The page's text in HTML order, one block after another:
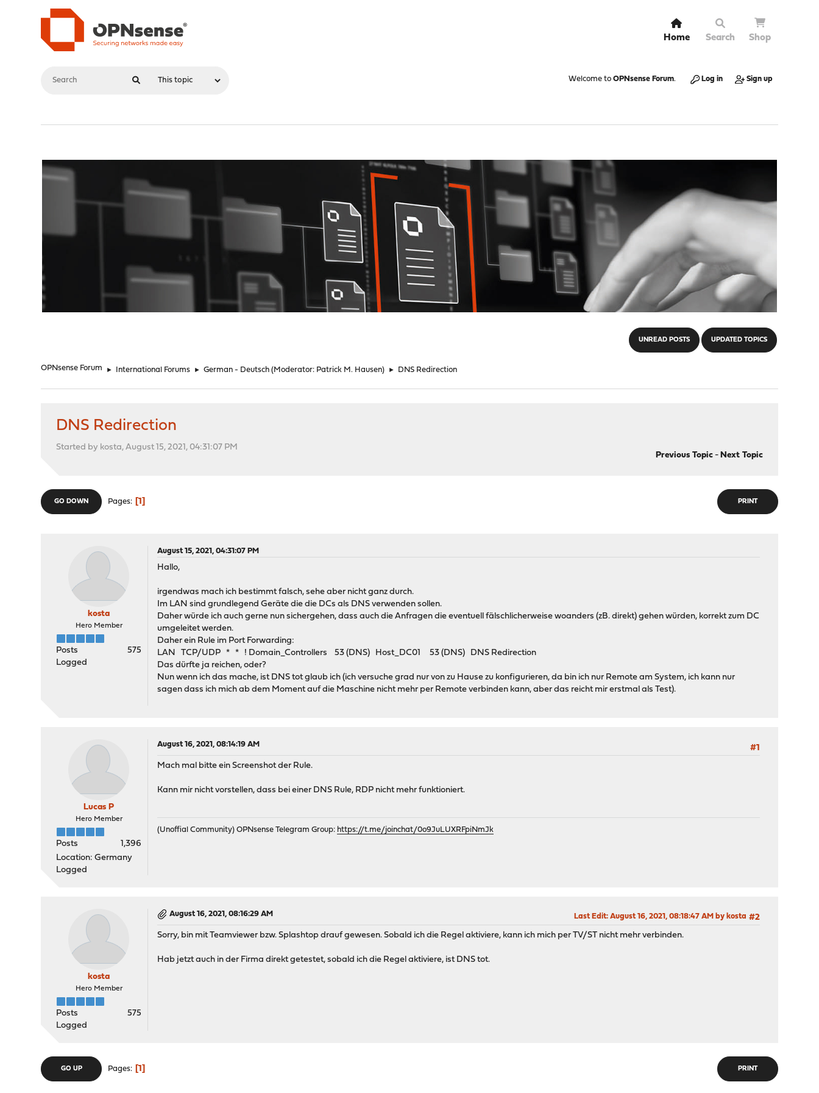
Home Search Shop
Welcome to OPNsense Forum. Log in Sign up
UNREAD POSTS UPDATED TOPICS
OPNsense Forum ► International Forums ► German - Deutsch (Moderator: Patrick M. Hausen) ► DNS Redirection
DNS Redirection
Started by kosta, August 15, 2021, 04:31:07 PM
Previous Topic- Next Topic
PRINT
GO DOWN Pages 1
kosta
Hero Member
Posts
575
Logged
August 15, 2021, 04:31:07 PM
Hallo,
irgendwas mach ich bestimmt falsch, sehe aber nicht ganz durch.
Im LAN sind grundlegend Geräte die die DCs als DNS verwenden sollen.
Daher würde ich auch gerne nun sichergehen, dass auch die Anfragen die eventuell fälschlicherweise woanders (zB. direkt) gehen würden, korrekt zum DC
umgeleitet werden.
Daher ein Rule im Port Forwarding:
LAN TCP/UDP * * ! Domain_Controllers 53 (DNS) Host_DC01 53 (DNS) DNS Redirection
Das dürfte ja reichen, oder?
Nun wenn ich das mache, ist DNS tot glaub ich (ich versuche grad nur von zu Hause zu konfigurieren, da bin ich nur Remote am System, ich kann nur
sagen dass ich mich ab dem Moment auf die Maschine nicht mehr per Remote verbinden kann, aber das reicht mir erstmal als Test).
Lucas P
Hero Member
Posts
1,396
Location: Germany
Logged
August 16, 2021, 08:14:19 AM
#1
Mach mal bitte ein Screenshot der Rule.
Kann mir nicht vorstellen, dass bei einer DNS Rule, RDP nicht mehr funktioniert.
(Unoffial Community) OPNsense Telegram Group: https://t.me/joinchat/0o9JuLUXRFpiNmJk
kosta
Hero Member
Posts
575
Logged
August 16, 2021, 08:16:29 AM #2
Last Edit: August 16, 2021, 08:18:47 AM by kosta
Sorry, bin mit Teamviewer bzw. Splashtop drauf gewesen. Sobald ich die Regel aktiviere, kann ich mich per TV/ST nicht mehr verbinden.
Hab jetzt auch in der Firma direkt getestet, sobald ich die Regel aktiviere, ist DNS tot.
PRINT
GO UP Pages 1